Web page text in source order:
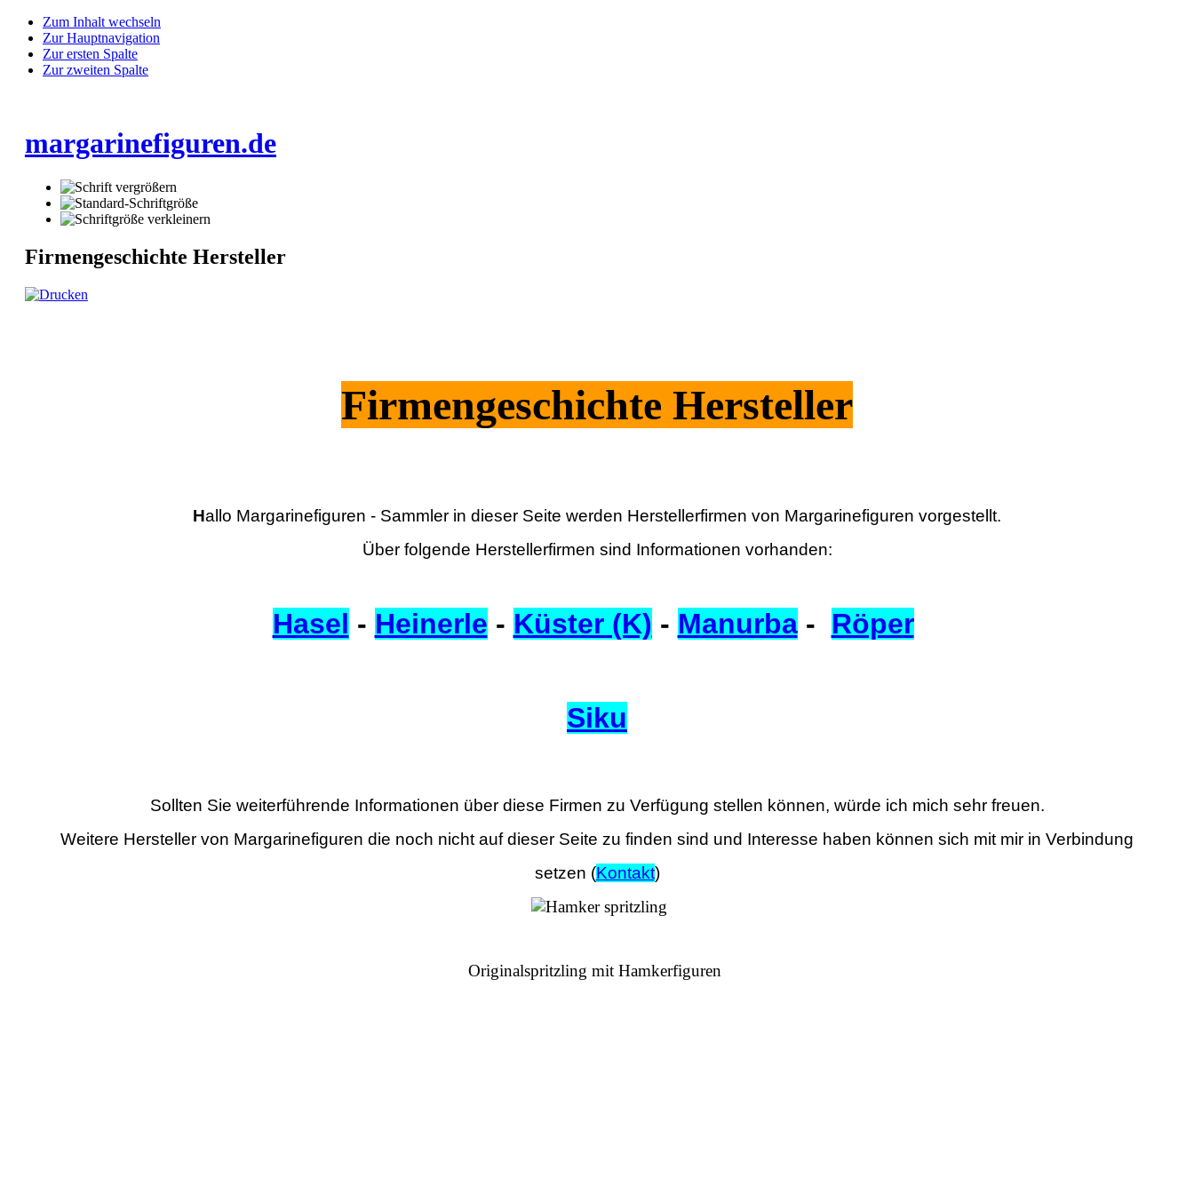
Zum Inhalt wechseln
Zur Hauptnavigation
Zur ersten Spalte
Zur zweiten Spalte
margarinefiguren.de
Firmengeschichte Hersteller
Firmengeschichte Hersteller
Hallo Margarinefiguren - Sammler in dieser Seite werden Herstellerfirmen von Margarinefiguren vorgestellt.
Über folgende Herstellerfirmen sind Informationen vorhanden:
Hasel - Heinerle - Küster (K) - Manurba- Röper
Siku
Sollten Sie weiterführende Informationen über diese Firmen zu Verfügung stellen können, würde ich mich sehr freuen.
Weitere Hersteller von Margarinefiguren die noch nicht auf dieser Seite zu finden sind und Interesse haben können sich mit mir in Verbindung
setzen (Kontakt)
Originalspritzling mit Hamkerfiguren